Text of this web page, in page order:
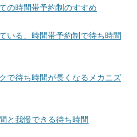
の時間帯予約制のすすめ
いる、時間帯予約制で待ち時間
で待ち時間が長くなるメカニズ
と我慢できる待ち時間